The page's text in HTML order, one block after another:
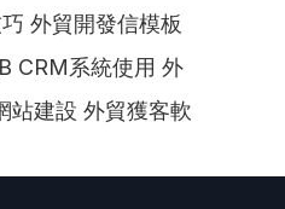
外貿開發信模板
CRM系統使用 外
站建設 外貿獲客軟